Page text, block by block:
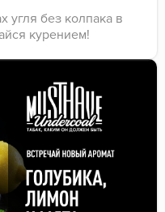
угля без колпака в
курением!